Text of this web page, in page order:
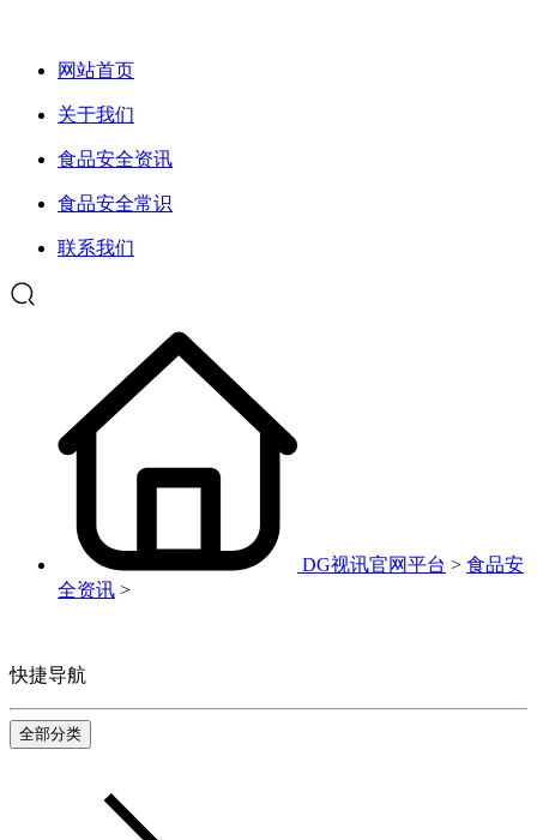
网站首页
关于我们
食品安全资讯
食品安全常识
联系我们
DG视讯官网平台 > 食品安
全资讯 >
快捷导航
全部分类